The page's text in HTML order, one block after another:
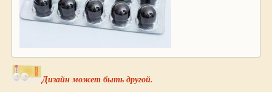
Дизайн может быть другой.